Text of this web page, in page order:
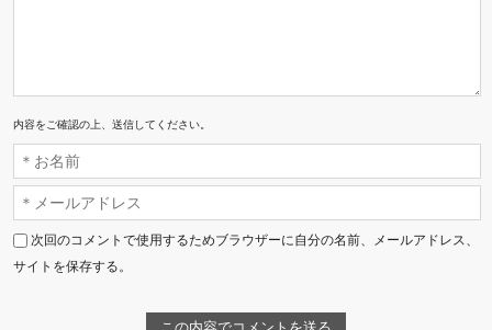
内容をご確認の上、送信してください。
次回のコメントで使用するためブラウザーに自分の名前、メールアドレス、
サイトを保存する。